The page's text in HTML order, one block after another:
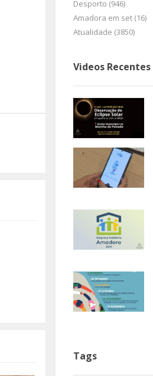
Desporto (946)
Amadora em set (16)
Atualidade (3850)
Videos Recentes
Tags